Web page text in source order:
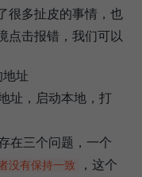
很多扯皮的事情，也
点击报错，我们可以
址
址，启动本地，打
在三个问题，一个
没有保持一致
，这个